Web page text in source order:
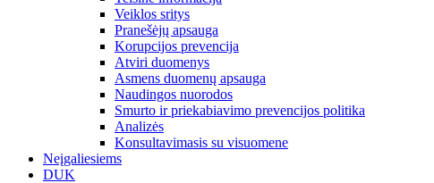
Veiklos sritys
Pranešėjų apsauga
Korupcijos prevencija
Atviri duomenys
Asmens duomenų apsauga
Naudingos nuorodos
Smurto ir priekabiavimo prevencijos politika
Analizės
Konsultavimasis su visuomene
Neįgaliesiems
DUK